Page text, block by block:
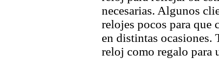
necesarias. Algunos
relojes pocos para que
en distintas ocasiones.
reloj como regalo para